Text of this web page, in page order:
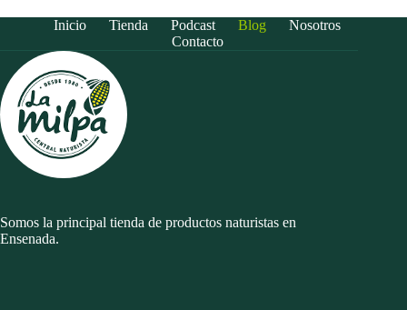
Inicio Tienda Podcast Blog
Nosotros
Contacto
Somos la principal tienda de productos naturistas en
Ensenada.